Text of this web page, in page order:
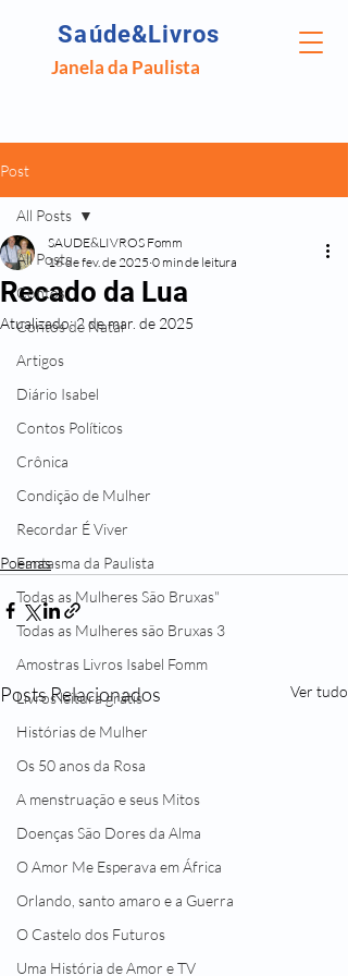
Saúde&Livros
Janela da Paulista
Post
All Posts
Contos
Contos de Natal
Artigos
Diário Isabel
Contos Políticos
Crônica
Condição de Mulher
Recordar É Viver
Fantasma da Paulista
Todas as Mulheres São Bruxas"
Todas as Mulheres são Bruxas 3
Amostras Livros Isabel Fomm
Livros leitura grátis
Histórias de Mulher
Os 50 anos da Rosa
A menstruação e seus Mitos
Doenças São Dores da Alma
O Amor Me Esperava em África
Orlando, santo amaro e a Guerra
O Castelo dos Futuros
Uma História de Amor e TV
All Posts
Recado da Lua
SAUDE&LIVROS Fomm
16 de fev. de 2025 0 min de leitura
Atualizado:2 de mar. de 2025
Poemas
Posts Relacionados Ver tudo